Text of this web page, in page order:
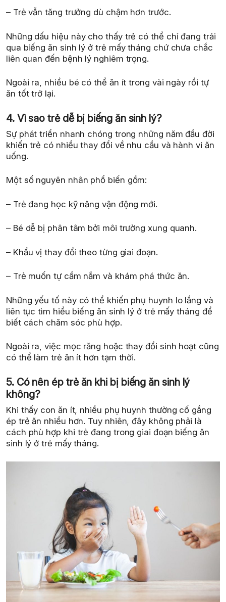
– Trẻ vẫn tăng trưởng dù chậm hơn trước.
Những dấu hiệu này cho thấy trẻ có thể chỉ đang trải
qua biếng ăn sinh lý ở trẻ mấy tháng chứ chưa chắc
liên quan đến bệnh lý nghiêm trọng.
Ngoài ra, nhiều bé có thể ăn ít trong vài ngày rồi tự
ăn tốt trở lại.
4. Vì sao trẻ dễ bị biếng ăn sinh lý?
Sự phát triển nhanh chóng trong những năm đầu đời
khiến trẻ có nhiều thay đổi về nhu cầu và hành vi ăn
uống.
Một số nguyên nhân phổ biến gồm:
– Trẻ đang học kỹ năng vận động mới.
– Bé dễ bị phân tâm bởi môi trường xung quanh.
– Khẩu vị thay đổi theo từng giai đoạn.
– Trẻ muốn tự cầm nắm và khám phá thức ăn.
Những yếu tố này có thể khiến phụ huynh lo lắng và
liên tục tìm hiểu biếng ăn sinh lý ở trẻ mấy tháng để
biết cách chăm sóc phù hợp.
Ngoài ra, việc mọc răng hoặc thay đổi sinh hoạt cũng
có thể làm trẻ ăn ít hơn tạm thời.
5. Có nên ép trẻ ăn khi bị biếng ăn sinh lý
không?
Khi thấy con ăn ít, nhiều phụ huynh thường cố gắng
ép trẻ ăn nhiều hơn. Tuy nhiên, đây không phải là
cách phù hợp khi trẻ đang trong giai đoạn biếng ăn
sinh lý ở trẻ mấy tháng.